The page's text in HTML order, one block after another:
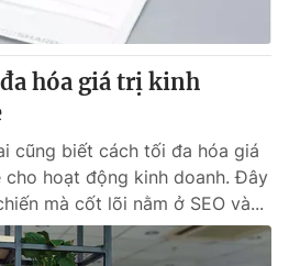
hóa giá trị kinh
cũng biết cách tối đa hóa giá
hoạt động kinh doanh. Đây
mà cốt lõi nằm ở SEO và...